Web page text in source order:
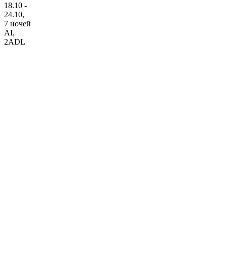
18.10 -
24.10,
7 ночей
AI,
2ADL